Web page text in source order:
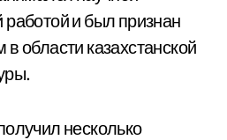
работой и был признан
области казахстанской
несколько